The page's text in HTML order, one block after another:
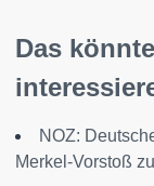
Das
NOZ:
Merkel-Vorstoß